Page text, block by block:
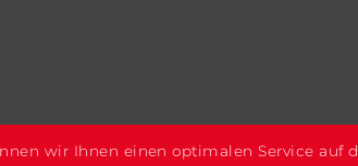
wir Ihnen einen optimalen Service auf